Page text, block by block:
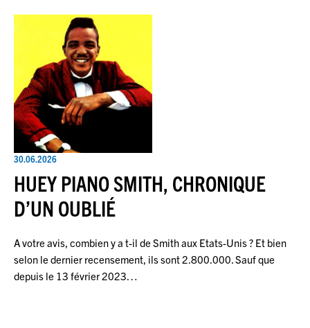
30.06.2026
HUEY PIANO SMITH, CHRONIQUE
D’UN OUBLIÉ
A votre avis, combien y a t-il de Smith aux Etats-Unis ? Et bien
selon le dernier recensement, ils sont 2.800.000. Sauf que
depuis le 13 février 2023…